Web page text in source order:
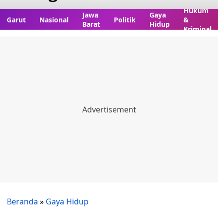
Garut Nasional
Jawa
Barat
Politik
Gaya
Hidup
Hukum
&
Kriminal
Beranda » Gaya Hidup